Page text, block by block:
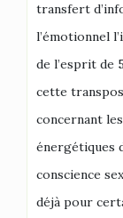
transfert
l’émotionnel
de l’esprit de
cette
concernant
énergétiques
conscience
déjà pour